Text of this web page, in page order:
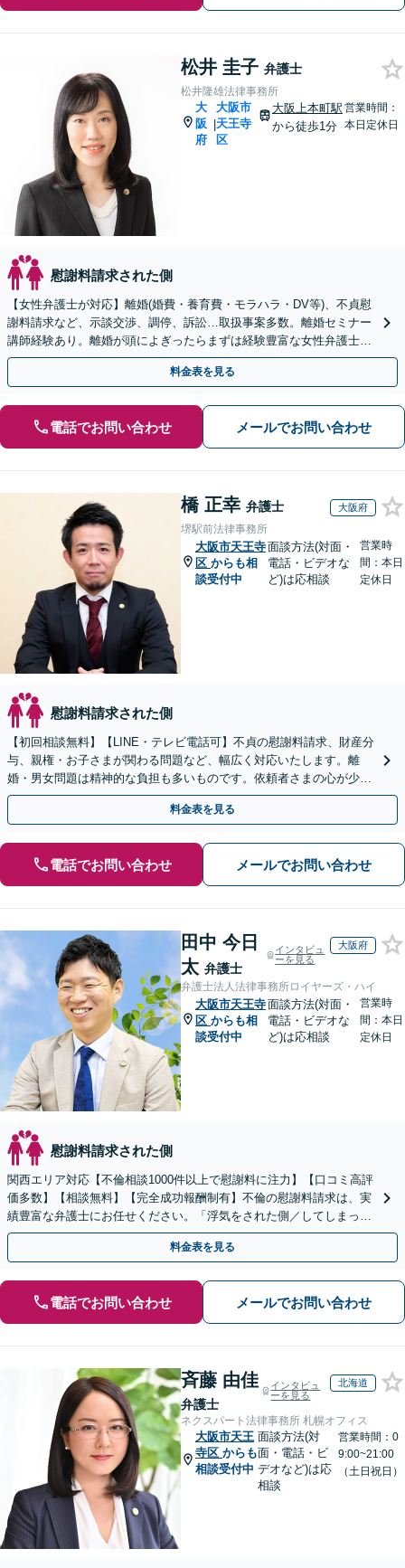
松井 圭子 弁護士
松井隆雄法律事務所
大
阪
府
|
大阪市
天王寺
区
大阪上本町駅
から徒歩1分
営業時間：
本日定休日
慰謝料請求された側
【女性弁護士が対応】離婚(婚費・養育費・モラハラ・DV等)、不貞慰
謝料請求など、示談交渉、調停、訴訟…取扱事案多数。離婚セミナー
講師経験あり。離婚が頭によぎったらまずは経験豊富な女性弁護士に
ご相談ください。
料金表を見る
電話でお問い合わせ メールでお問い合わせ
橋 正幸 弁護士 大阪府
堺駅前法律事務所
大阪市天王寺
区 からも相
談受付中
面談方法(対面・
電話・ビデオな
ど)は応相談
営業時
間：本日
定休日
慰謝料請求された側
【初回相談無料】【LINE・テレビ電話可】不貞の慰謝料請求、財産分
与、親権・お子さまが関わる問題など、幅広く対応いたします。離
婚・男女問題は精神的な負担も多いものです。依頼者さまの心が少し
でも軽くなるよう、親身に寄り添って対応いたします。
料金表を見る
電話でお問い合わせ メールでお問い合わせ
田中 今日
太 弁護士
インタビュ
ーを見る
大阪府
弁護士法人法律事務所ロイヤーズ・ハイ
大阪市天王寺
区 からも相
談受付中
面談方法(対面・
電話・ビデオな
ど)は応相談
営業時
間：本日
定休日
慰謝料請求された側
関西エリア対応【不倫相談1000件以上で慰謝料に注力】【口コミ高評
価多数】【相談無料】【完全成功報酬制有】不倫の慰謝料請求は、実
績豊富な弁護士にお任せください。「浮気をされた側／してしまった
側両方対応」人情派弁護士！
料金表を見る
電話でお問い合わせ メールでお問い合わせ
斉藤 由佳
弁護士
インタビュ
ーを見る
北海道
ネクスパート法律事務所 札幌オフィス
大阪市天王
寺区 からも
相談受付中
面談方法(対
面・電話・ビ
デオなど)は応
相談
営業時間：0
9:00~21:00
（土日祝日）